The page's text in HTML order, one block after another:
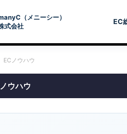
EC
ECノウハウ
ウハウ